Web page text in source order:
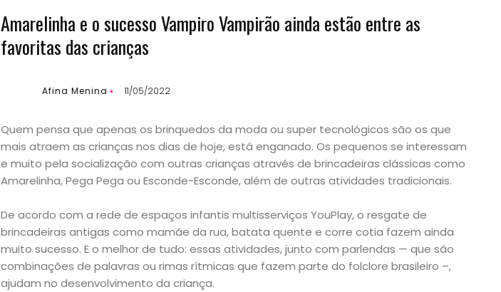
Amarelinha e o sucesso Vampiro Vampirão ainda estão entre as
favoritas das crianças
Afina Menina 11/05/2022
Quem pensa que apenas os brinquedos da moda ou super tecnológicos são os que
mais atraem as crianças nos dias de hoje, está enganado. Os pequenos se interessam
e muito pela socialização com outras crianças através de brincadeiras clássicas como
Amarelinha, Pega Pega ou Esconde-Esconde, além de outras atividades tradicionais.
De acordo com a rede de espaços infantis multisserviços YouPlay, o resgate de
brincadeiras antigas como mamãe da rua, batata quente e corre cotia fazem ainda
muito sucesso. E o melhor de tudo: essas atividades, junto com parlendas — que são
combinações de palavras ou rimas rítmicas que fazem parte do folclore brasileiro –,
ajudam no desenvolvimento da criança.